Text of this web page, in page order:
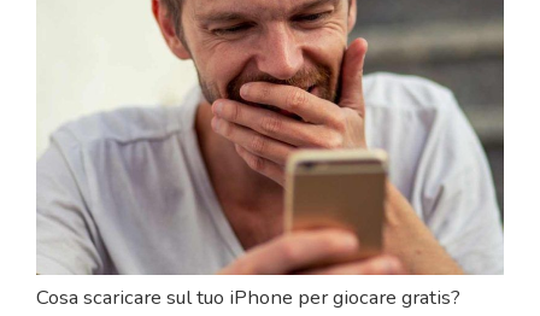
Cosa scaricare sul tuo iPhone per giocare gratis?